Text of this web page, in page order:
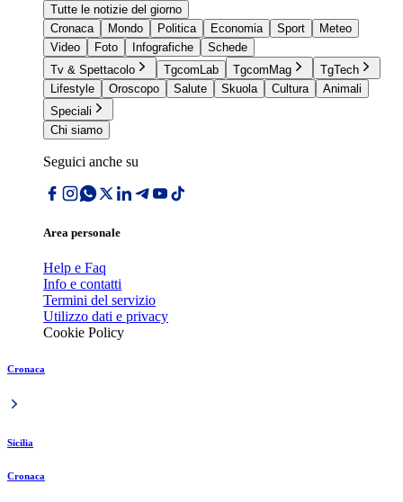
Tutte le notizie del giorno
Cronaca
Mondo Politica Economia Sport
Meteo
Video
Foto Infografiche
Schede
Tv & Spettacolo
TgcomLab TgcomMag
TgTech
Lifestyle
Oroscopo Salute Skuola Cultura
Animali
Speciali
Chi siamo
Seguici anche su
Area personale
Help e Faq
Info e contatti
Termini del servizio
Utilizzo dati e privacy
Cookie Policy
Cronaca
Sicilia
Cronaca